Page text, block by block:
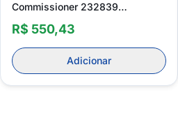
Commissioner 232839
Masculino
R$ 550,43
Adicionar